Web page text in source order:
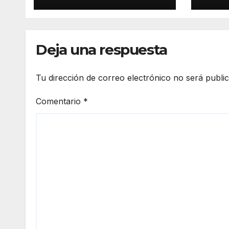
supuestos abusos
Deja una respuesta
Tu dirección de correo electrónico no será
Comentario *